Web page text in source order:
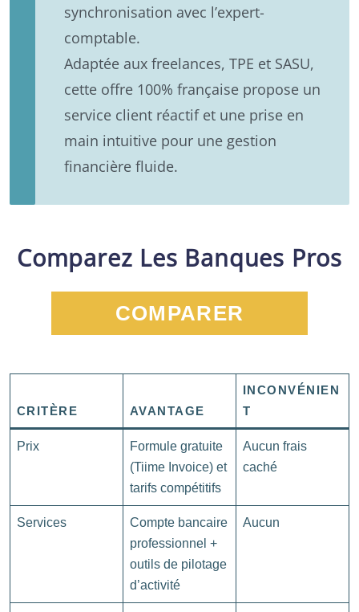
synchronisation avec l’expert-
comptable.
Adaptée aux freelances, TPE et SASU,
cette offre 100% française propose un
service client réactif et une prise en
main intuitive pour une gestion
financière fluide.
Comparez Les Banques Pros
COMPARER
CRITÈRE AVANTAGE
INCONVÉNIEN
T
Prix
Formule gratuite
(Tiime Invoice) et
tarifs compétitifs
Aucun frais
caché
Services
Compte bancaire
professionnel +
outils de pilotage
d’activité
Aucun